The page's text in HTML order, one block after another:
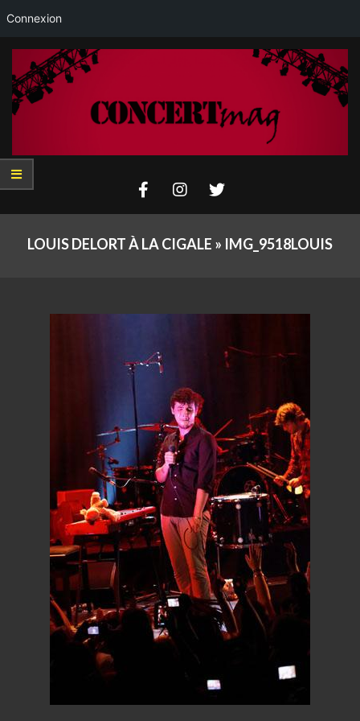
Connexion
Skip
content
Concertmag
NavigationLOUIS DELORT À LA CIGALE » IMG_9518LOUIS